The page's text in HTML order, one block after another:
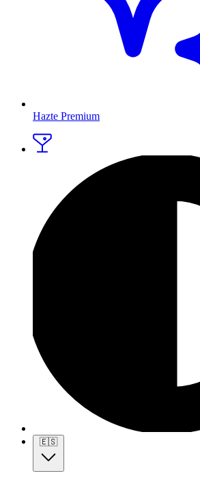
Hazte Premium
🇪🇸